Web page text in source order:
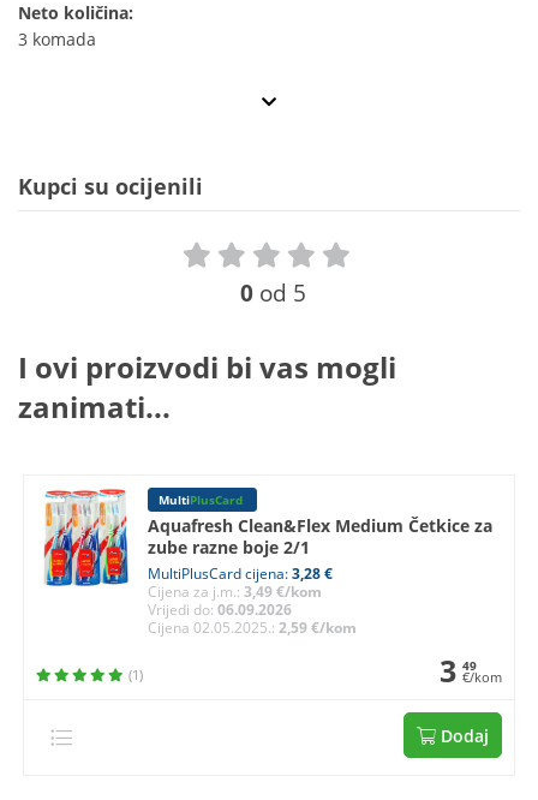
Neto količina:
3 komada
Kupci su ocijenili
0 od 5
I ovi proizvodi bi vas mogli
zanimati...
MultiPlusCard
Aquafresh Clean&Flex Medium Četkice za
zube razne boje 2/1
MultiPlusCard cijena:3,28 €
Cijena za j.m.:3,49 €/kom
Vrijedi do:06.09.2026
Cijena 02.05.2025.:2,59 €/kom
(1) 3 49
€/kom
Dodaj